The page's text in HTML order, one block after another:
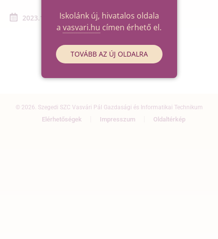
2023.11.07. - 2023.11.07.
© 2026. Szegedi SZC Vasvári Pál Gazdasági és Informatikai Technikum
Elérhetőségek Impresszum Oldaltérkép
Iskolánk új, hivatalos oldala
a vasvari.hu címen érhető el.
TOVÁBB AZ ÚJ OLDALRA